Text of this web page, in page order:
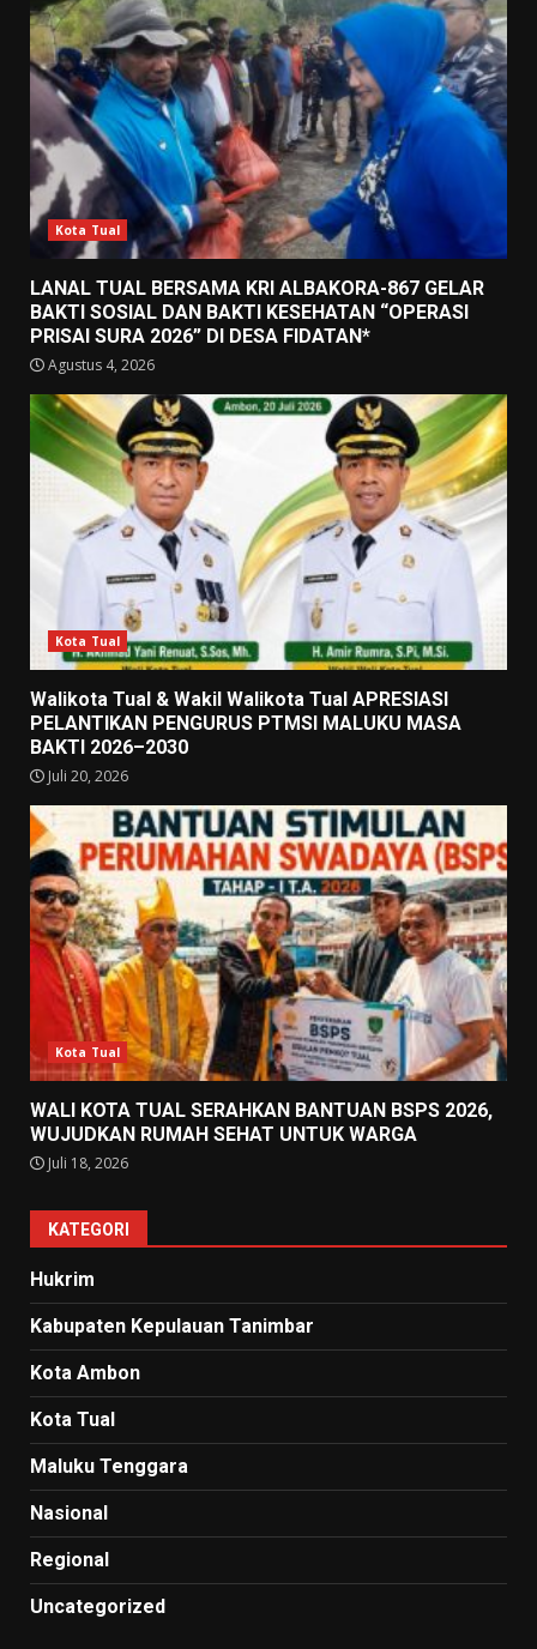
Kota Tual
LANAL TUAL BERSAMA KRI ALBAKORA-867 GELAR
BAKTI SOSIAL DAN BAKTI KESEHATAN “OPERASI
PRISAI SURA 2026” DI DESA FIDATAN*
Agustus 4, 2026
Kota Tual
Walikota Tual & Wakil Walikota Tual APRESIASI
PELANTIKAN PENGURUS PTMSI MALUKU MASA
BAKTI 2026–2030
Juli 20, 2026
Kota Tual
WALI KOTA TUAL SERAHKAN BANTUAN BSPS 2026,
WUJUDKAN RUMAH SEHAT UNTUK WARGA
Juli 18, 2026
KATEGORI
Hukrim
Kabupaten Kepulauan Tanimbar
Kota Ambon
Kota Tual
Maluku Tenggara
Nasional
Regional
Uncategorized